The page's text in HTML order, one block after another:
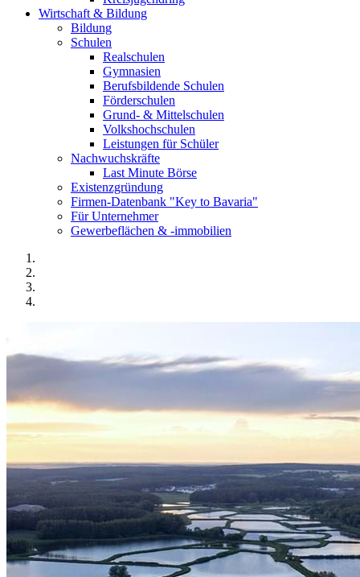
Wirtschaft & Bildung
Bildung
Schulen
Realschulen
Gymnasien
Berufsbildende Schulen
Förderschulen
Grund- & Mittelschulen
Volkshochschulen
Leistungen für Schüler
Nachwuchskräfte
Last Minute Börse
Existenzgründung
Firmen-Datenbank "Key to Bavaria"
Für Unternehmer
Gewerbeflächen & -immobilien